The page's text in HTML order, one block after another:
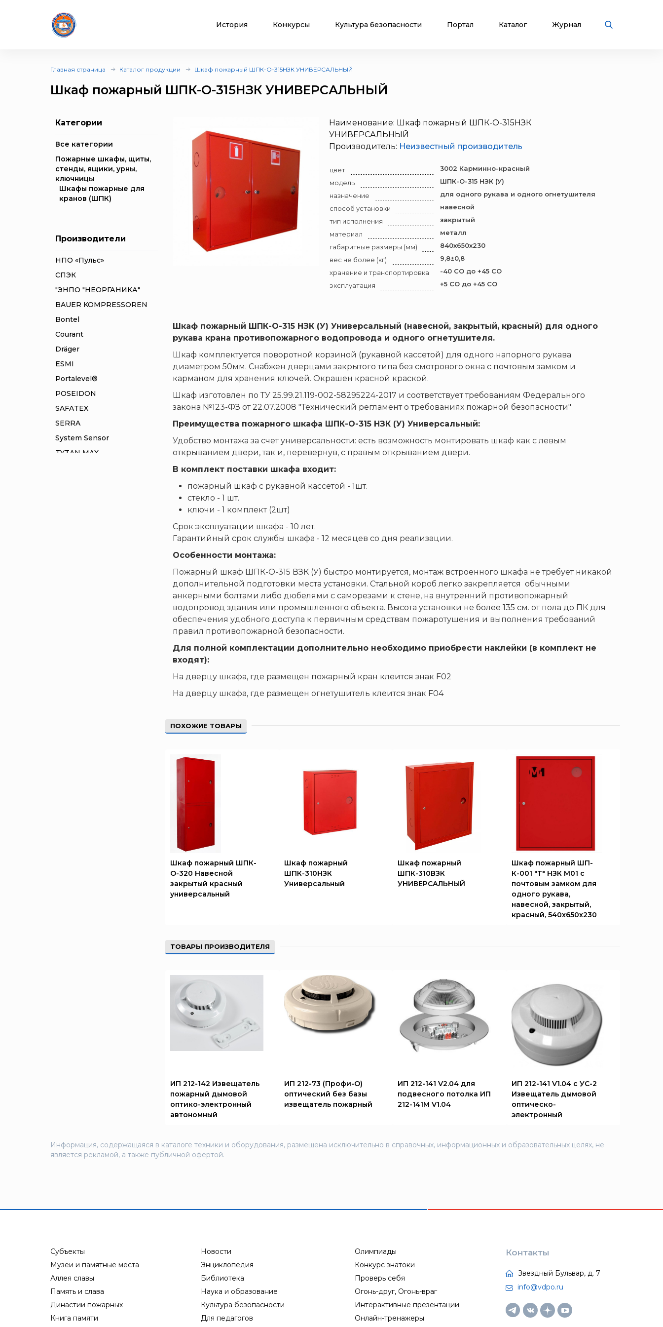
История Конкурсы Культура безопасности Портал Каталог Журнал
Главная страница Каталог продукции Шкаф пожарный ШПК-О-315НЗК УНИВЕРСАЛЬНЫЙ
Шкаф пожарный ШПК-О-315НЗК УНИВЕРСАЛЬНЫЙ
Категории
Все категории
Пожарные шкафы, щиты,
стенды, ящики, урны,
ключницы
Шкафы пожарные для
кранов (ШПК)
Производители
НПО «Пульс»
СПЭК
"ЭНПО "НЕОРГАНИКА"
BAUER KOMPRESSOREN
Bontel
Courant
Dräger
ESMI
Portalevel®
POSEIDON
SAFATEX
SERRA
System Sensor
TYTAN MAX
ЮНИТЕСТ
Ярпожинвест
Наименование: Шкаф пожарный ШПК-О-315НЗК
УНИВЕРСАЛЬНЫЙ
Производитель: Неизвестный производитель
цвет
3002 Карминно-красный
модель
ШПК-О-315 НЗК (У)
назначение
для одного рукава и одного огнетушителя
способ установки
навесной
тип исполнения
закрытый
материал
металл
габаритные размеры (мм)
840х650х230
вес не более (кг)
9,8±0,8
хранение и транспортировка
-40 СО до +45 СО
эксплуатация
+5 СО до +45 СО
Шкаф пожарный ШПК-О-315 НЗК (У) Универсальный (навесной, закрытый, красный) для одного
рукава крана противопожарного водопровода и одного огнетушителя.
Шкаф комплектуется поворотной корзиной (рукавной кассетой) для одного напорного рукава
диаметром 50мм. Снабжен дверцами закрытого типа без смотрового окна с почтовым замком и
карманом для хранения ключей. Окрашен красной краской.
Шкаф изготовлен по ТУ 25.99.21.119-002-58295224-2017 и соответствует требованиям Федерального
закона №123-ФЗ от 22.07.2008 "Технический регламент о требованиях пожарной безопасности"
Преимущества пожарного шкафа ШПК-О-315 НЗК (У) Универсальный:
Удобство монтажа за счет универсальности: есть возможность монтировать шкаф как с левым
открыванием двери, так и, перевернув, с правым открыванием двери.
В комплект поставки шкафа входит:
пожарный шкаф с рукавной кассетой - 1шт.
стекло - 1 шт.
ключи - 1 комплект (2шт)
Срок эксплуатации шкафа - 10 лет.
Гарантийный срок службы шкафа - 12 месяцев со дня реализации.
Особенности монтажа:
Пожарный шкаф ШПК-О-315 ВЗК (У) быстро монтируется, монтаж встроенного шкафа не требует никакой
дополнительной подготовки места установки. Стальной короб легко закрепляется обычными
анкерными болтами либо дюбелями с саморезами к стене, на внутренний противопожарный
водопровод здания или промышленного объекта. Высота установки не более 135 см. от пола до ПК для
обеспечения удобного доступа к первичным средствам пожаротушения и выполнения требований
правил противопожарной безопасности.
Для полной комплектации дополнительно необходимо приобрести наклейки (в комплект не
входят):
На дверцу шкафа, где размещен пожарный кран клеится знак F02
На дверцу шкафа, где размещен огнетушитель клеится знак F04
ПОХОЖИЕ ТОВАРЫ
Шкаф пожарный ШПК-
О-320 Навесной
закрытый красный
универсальный
Шкаф пожарный
ШПК-310НЗК
Универсальный
Шкаф пожарный
ШПК-310ВЗК
УНИВЕРСАЛЬНЫЙ
Шкаф пожарный ШП-
К-001 "Т" НЗК М01 с
почтовым замком для
одного рукава,
навесной, закрытый,
красный, 540х650х230
ТОВАРЫ ПРОИЗВОДИТЕЛЯ
ИП 212-142 Извещатель
пожарный дымовой
оптико-электронный
автономный
ИП 212-73 (Профи-О)
оптический без базы
извещатель пожарный
ИП 212-141 V2.04 для
подвесного потолка ИП
212-141М V1.04
ИП 212-141 V1.04 с УС-2
Извещатель дымовой
оптическо-
электронный
Информация, содержащаяся в каталоге техники и оборудования, размещена исключительно в справочных, информационных и образовательных целях, не
является рекламой, а также публичной офертой.
Субъекты
Музеи и памятные места
Аллея славы
Память и слава
Династии пожарных
Книга памяти
Новости
Энциклопедия
Библиотека
Наука и образование
Культура безопасности
Для педагогов
Олимпиады
Конкурс знатоки
Проверь себя
Огонь-друг, Огонь-враг
Интерактивные презентации
Онлайн-тренажеры
Контакты
Звездный Бульвар, д. 7
info@vdpo.ru